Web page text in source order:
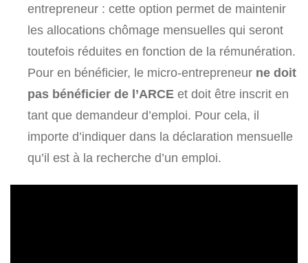
entrepreneur : cette option permet de maintenir
les allocations chômage mensuelles qui seront
toutefois réduites en fonction de la rémunération.
Pour en bénéficier, le micro-entrepreneur ne doit
pas bénéficier de l’ARCE et doit être inscrit en
tant que demandeur d’emploi. Pour cela, il
importe d’indiquer dans la déclaration mensuelle
qu’il est à la recherche d’un emploi.